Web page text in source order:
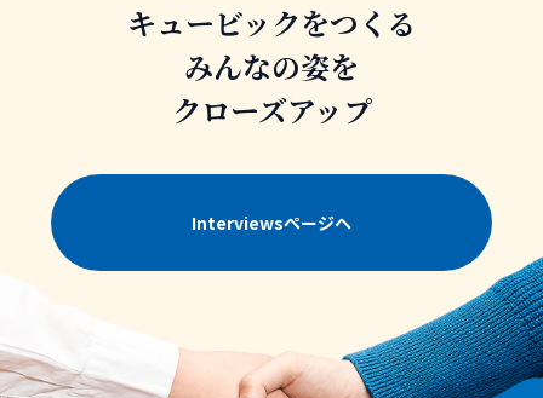
キュービックをつくる
みんなの姿を
クローズアップ
Interviewsページヘ